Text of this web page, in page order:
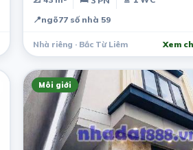
📍ngõ77 số nhà 59
Nhà riêng · Bắc Từ Liêm Xem
Môi giới